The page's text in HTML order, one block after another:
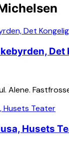
Det
Alene.
Husets